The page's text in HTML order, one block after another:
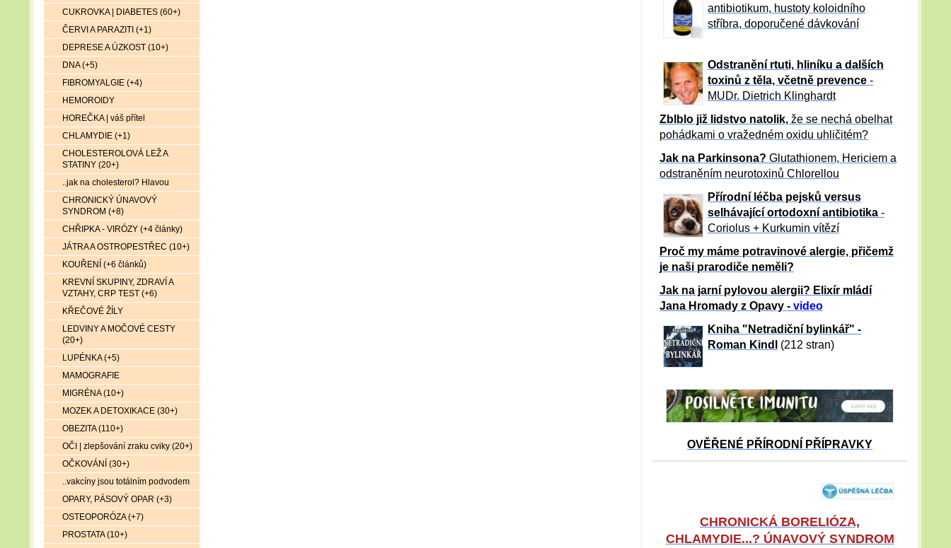
antibiotikum, hustoty koloidního
stříbra, doporučené dávkování
Odstranění rtuti, hliníku a dalších
toxinů z těla, včetně prevence -
MUDr. Dietrich Klinghardt
Zblblo již lidstvo natolik, že se nechá obelhat
pohádkami o vražedném oxidu uhličitém?
Jak na Parkinsona? Glutathionem, Hericiem a
odstraněním neurotoxinů Chlorellou
Přírodní léčba pejsků versus
selhávající ortodoxní antibiotika -
Coriolus + Kurkumin vítězí
Proč my máme potravinové alergie, přičemž
je naši prarodiče neměli?
Jak na jarní pylovou alergii? Elixír mládí
Jana Hromady z Opavy - video
Kniha "Netradiční bylinkář" -
Roman Kindl
(212 stran)
OVĚŘENÉ PŘÍRODNÍ PŘÍPRAVKY
CHRONICKÁ BORELIÓZA,
CHLAMYDIE...? ÚNAVOVÝ SYNDROM
CUKROVKA | DIABETES (60+)
ČERVI A PARAZITI (+1)
DEPRESE A ÚZKOST (10+)
DNA (+5)
FIBROMYALGIE (+4)
HEMOROIDY
HOREČKA | váš přítel
CHLAMYDIE (+1)
CHOLESTEROLOVÁ LEŽ A
STATINY (20+)
..jak na cholesterol? Hlavou
CHRONICKÝ ÚNAVOVÝ
SYNDROM (+8)
CHŘIPKA - VIRÓZY (+4 články)
JÁTRA A OSTROPESTŘEC (10+)
KOUŘENÍ (+6 článků)
KREVNÍ SKUPINY, ZDRAVÍ A
VZTAHY, CRP TEST (+6)
KŘEČOVÉ ŽÍLY
LEDVINY A MOČOVÉ CESTY
(20+)
LUPÉNKA (+5)
MAMOGRAFIE
MIGRÉNA (10+)
MOZEK A DETOXIKACE (30+)
OBEZITA (110+)
OČI | zlepšování zraku cviky (20+)
OČKOVÁNÍ (30+)
..vakcíny jsou totálním podvodem
OPARY, PÁSOVÝ OPAR (+3)
OSTEOPORÓZA (+7)
PROSTATA (10+)